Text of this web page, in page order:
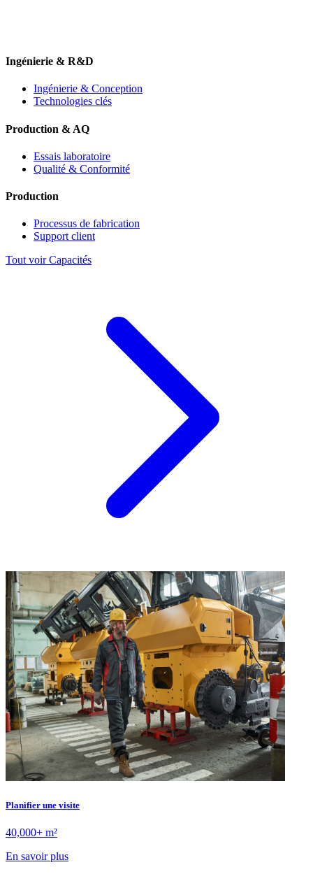
Ingénierie & R&D
Ingénierie & Conception
Technologies clés
Production & AQ
Essais laboratoire
Qualité & Conformité
Production
Processus de fabrication
Support client
Tout voir Capacités
Planifier une visite
40,000+ m²
En savoir plus